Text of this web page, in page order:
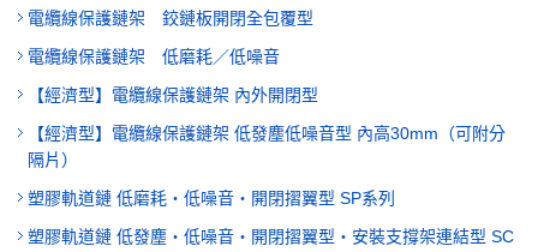
電纜線保護鏈架 鉸鏈板開閉全包覆型
電纜線保護鏈架 低磨耗／低噪音
【經濟型】電纜線保護鏈架 內外開閉型
【經濟型】電纜線保護鏈架 低發塵低噪音型 內高30mm（可附分
隔片）
塑膠軌道鏈 低磨耗・低噪音・開閉摺翼型 SP系列
塑膠軌道鏈 低發塵・低噪音・開閉摺翼型・安裝支撐架連結型 SC